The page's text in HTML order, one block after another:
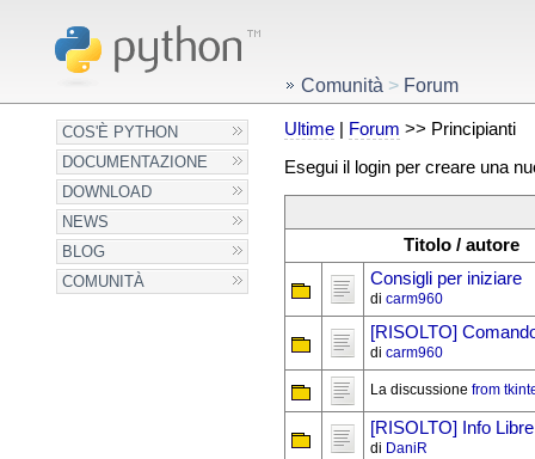
COS'È PYTHON
DOCUMENTAZIONE
DOWNLOAD
NEWS
BLOG
COMUNITÀ
Comunità > Forum
Ultime| Forum >> Principianti
Esegui il login per creare una
Titolo / autore
Consigli per iniziare
di carm960
[RISOLTO]
di carm960
La discussione from
[RISOLTO] Info
di DaniR